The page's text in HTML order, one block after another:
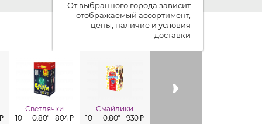
От выбранного города зависит
отображаемый ассортимент,
цены, наличие и условия
доставки
Показывать ленту изделий
Светлячки
10
0.80" 804 ₽
Смайлики
10
0.80" 930 ₽